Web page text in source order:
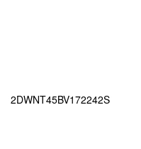
2DWNT45BV172242S